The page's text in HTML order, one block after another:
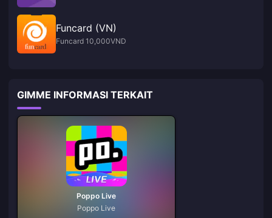
Funcard (VN)
Funcard 10,000VND
GIMME INFORMASI TERKAIT
Poppo Live
Poppo Live